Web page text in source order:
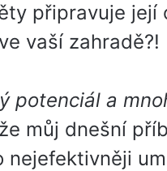
připravuje její
vaší zahradě?!
potenciál a
můj dnešní
nejefektivněji